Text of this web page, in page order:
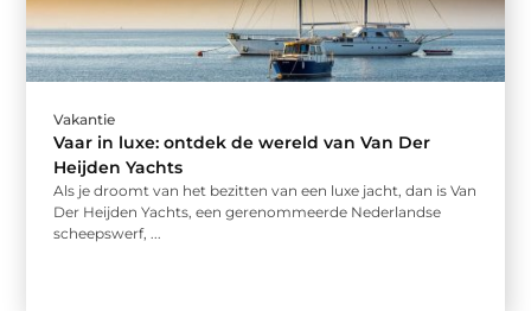
Vakantie
Vaar in luxe: ontdek de wereld van Van Der
Heijden Yachts
Als je droomt van het bezitten van een luxe jacht, dan is Van
Der Heijden Yachts, een gerenommeerde Nederlandse
scheepswerf, ...